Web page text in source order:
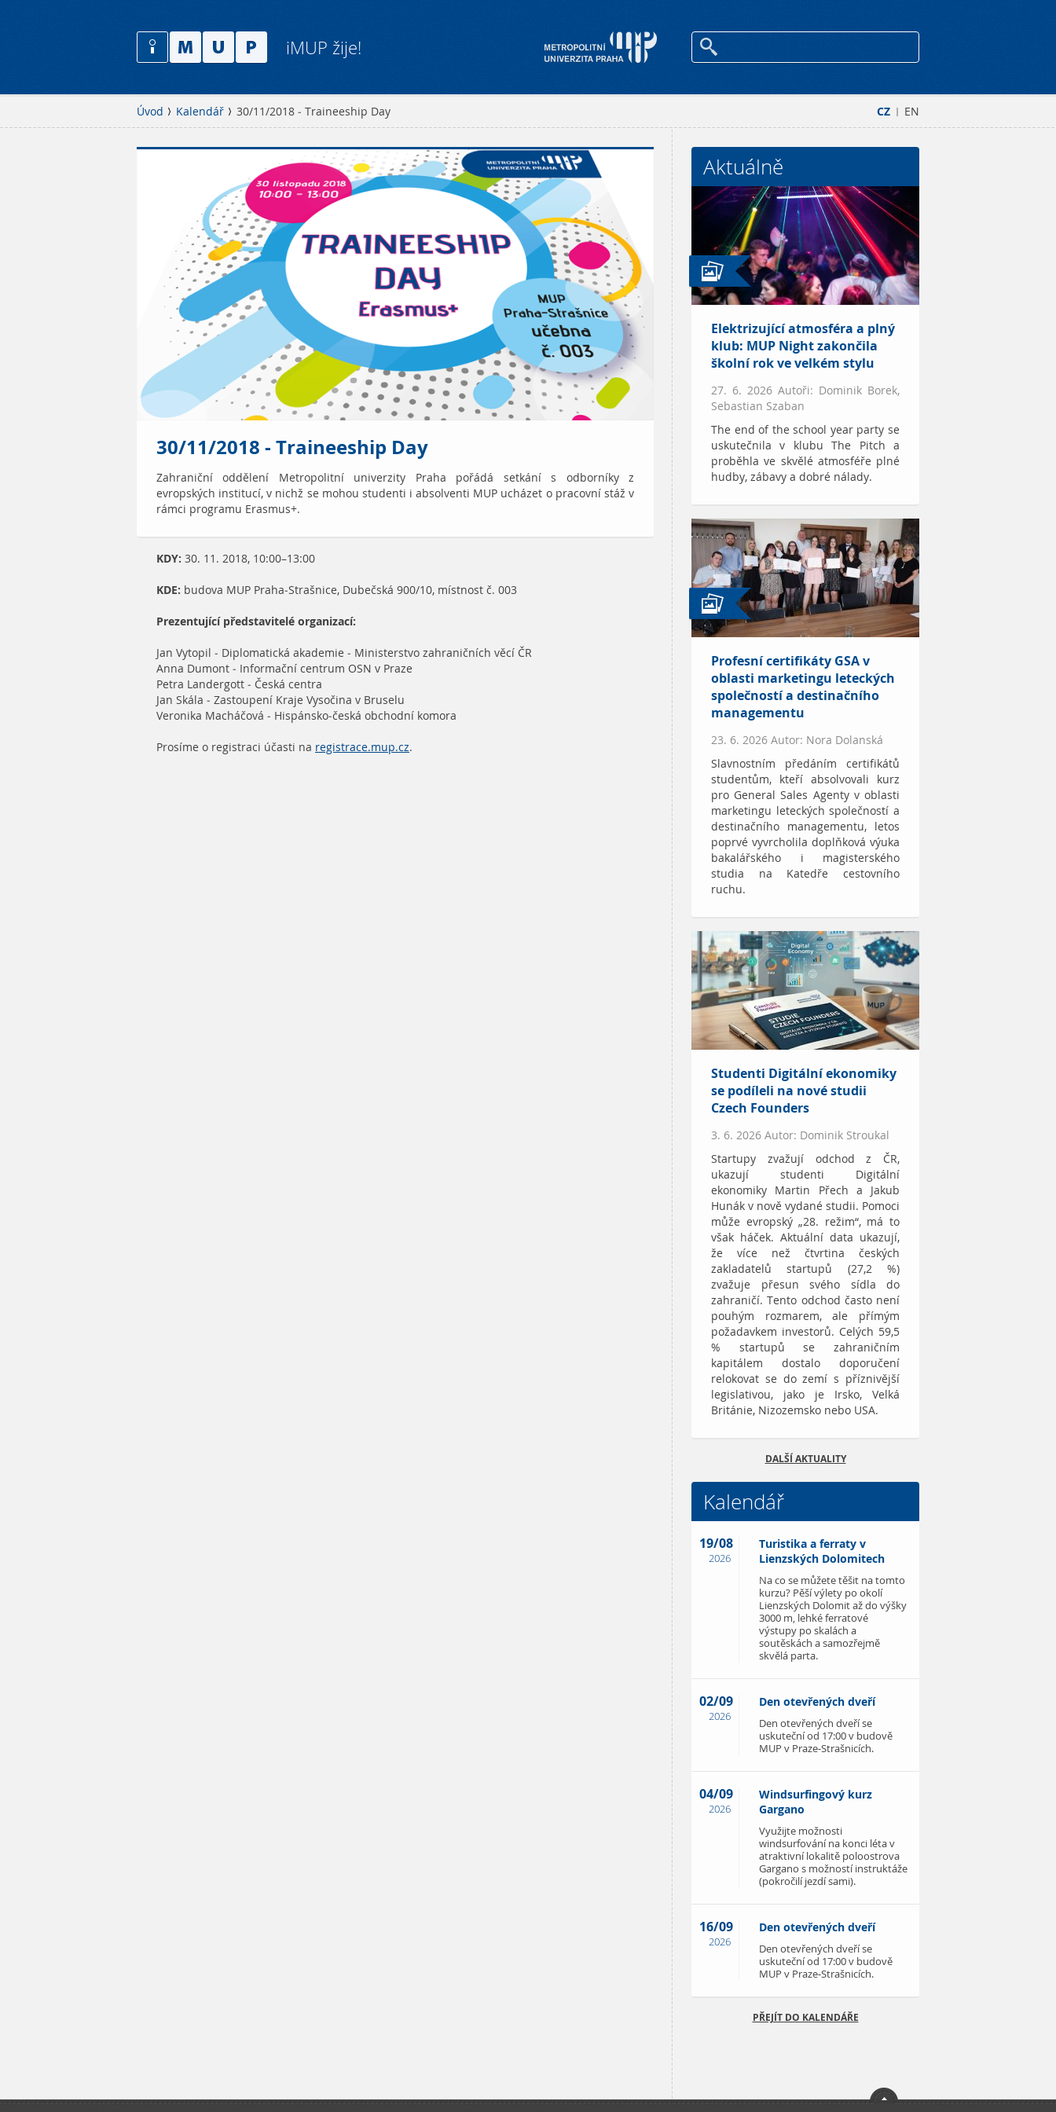
iMUP žije!
CZ | EN
Úvod Kalendář 30/11/2018 - Traineeship Day
30/11/2018 - Traineeship Day
Zahraniční oddělení Metropolitní univerzity Praha pořádá setkání s odborníky z
evropských institucí, v nichž se mohou studenti i absolventi MUP ucházet o pracovní stáž v
rámci programu Erasmus+.
KDY: 30. 11. 2018, 10:00–13:00
KDE: budova MUP Praha-Strašnice, Dubečská 900/10, místnost č. 003
Prezentující představitelé organizací:
Jan Vytopil - Diplomatická akademie - Ministerstvo zahraničních věcí ČR
Anna Dumont - Informační centrum OSN v Praze
Petra Landergott - Česká centra
Jan Skála - Zastoupení Kraje Vysočina v Bruselu
Veronika Macháčová - Hispánsko-česká obchodní komora
Prosíme o registraci účasti na registrace.mup.cz.
Aktuálně
Elektrizující atmosféra a plný
klub: MUP Night zakončila
školní rok ve velkém stylu
27. 6. 2026 Autoři: Dominik Borek,
Sebastian Szaban
The end of the school year party se
uskutečnila v klubu The Pitch a
proběhla ve skvělé atmosféře plné
hudby, zábavy a dobré nálady.
Profesní certifikáty GSA v
oblasti marketingu leteckých
společností a destinačního
managementu
23. 6. 2026 Autor: Nora Dolanská
Slavnostním předáním certifikátů
studentům, kteří absolvovali kurz
pro General Sales Agenty v oblasti
marketingu leteckých společností a
destinačního managementu, letos
poprvé vyvrcholila doplňková výuka
bakalářského i magisterského
studia na Katedře cestovního
ruchu.
Studenti Digitální ekonomiky
se podíleli na nové studii
Czech Founders
3. 6. 2026 Autor: Dominik Stroukal
Startupy zvažují odchod z ČR,
ukazují studenti Digitální
ekonomiky Martin Přech a Jakub
Hunák v nově vydané studii. Pomoci
může evropský „28. režim“, má to
však háček. Aktuální data ukazují,
že více než čtvrtina českých
zakladatelů startupů (27,2 %)
zvažuje přesun svého sídla do
zahraničí. Tento odchod často není
pouhým rozmarem, ale přímým
požadavkem investorů. Celých 59,5
% startupů se zahraničním
kapitálem dostalo doporučení
relokovat se do zemí s příznivější
legislativou, jako je Irsko, Velká
Británie, Nizozemsko nebo USA.
DALŠÍ AKTUALITY
Kalendář
19/08
2026
Turistika a ferraty v
Lienzských Dolomitech
Na co se můžete těšit na tomto
kurzu? Pěší výlety po okolí
Lienzských Dolomit až do výšky
3000 m, lehké ferratové
výstupy po skalách a
soutěskách a samozřejmě
skvělá parta.
02/09
2026
Den otevřených dveří
Den otevřených dveří se
uskuteční od 17:00 v budově
MUP v Praze-Strašnicích.
04/09
2026
Windsurfingový kurz
Gargano
Využijte možnosti
windsurfování na konci léta v
atraktivní lokalitě poloostrova
Gargano s možností instruktáže
(pokročilí jezdí sami).
16/09
2026
Den otevřených dveří
Den otevřených dveří se
uskuteční od 17:00 v budově
MUP v Praze-Strašnicích.
PŘEJÍT DO KALENDÁŘE